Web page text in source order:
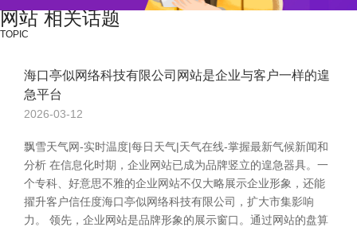
网站 相关话题
TOPIC
海口亭似网络科技有限公司网站是企业与客户一样的遑
急平台
2026-03-12
飘雪天气网-实时温度|每日天气|天气在线-掌握最新气候新闻和
分析 在信息化时期，企业网站已成为品牌竖立的遑急器具。一
个专科、好意思不雅的企业网站不仅大略展示企业形象，还能
擢升客户信任度海口亭似网络科技有限公司，扩大市集影响
力。 领先，企业网站是品牌形象的展示窗口。通过网站的盘算